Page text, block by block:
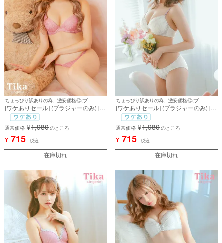
ちょっぴり訳ありの為、激安価格◎(ブラジャーのみ)
[ワケありセール] (ブラジャーのみ) [勝
負下着] スカラップ総レースビジュー
脇高カップブラジャー
通常価格 ¥1,980のところ
¥ 715 税込
在庫切れ
ちょっぴり訳ありの為、激安価格◎(ブラジャーのみ)
[ワケありセール] (ブラジャーのみ) [勝
負下着] シアーブロッサムカップブラ
ジャー
通常価格 ¥1,980のところ
¥ 715 税込
在庫切れ